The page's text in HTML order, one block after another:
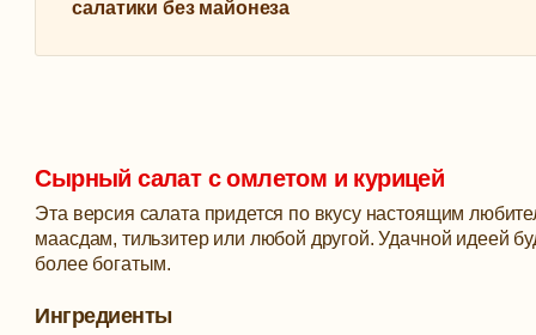
салатики без майонеза
Сырный салат с омлетом и курицей
Эта версия салата придется по вкусу настоящим
маасдам, тильзитер или любой другой. Удачной идеей
более богатым.
Ингредиенты